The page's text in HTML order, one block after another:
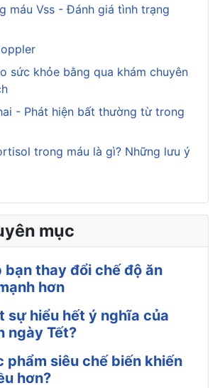
máu Vss - Đánh giá tình trạng
sức khỏe bằng qua khám chuyên
- Phát hiện bất thường từ trong
trong máu là gì? Những lưu ý
mục
bạn thay đổi chế độ ăn
hơn
sự hiểu hết ý nghĩa của
ngày Tết?
phẩm siêu chế biến khiến
hơn?